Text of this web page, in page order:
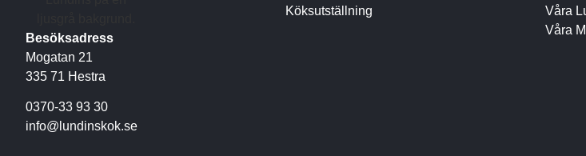
Besöksadress
Mogatan 21
335 71 Hestra
0370-33 93 30
info@lundinskok.se
Köksutställning
Våra
Våra